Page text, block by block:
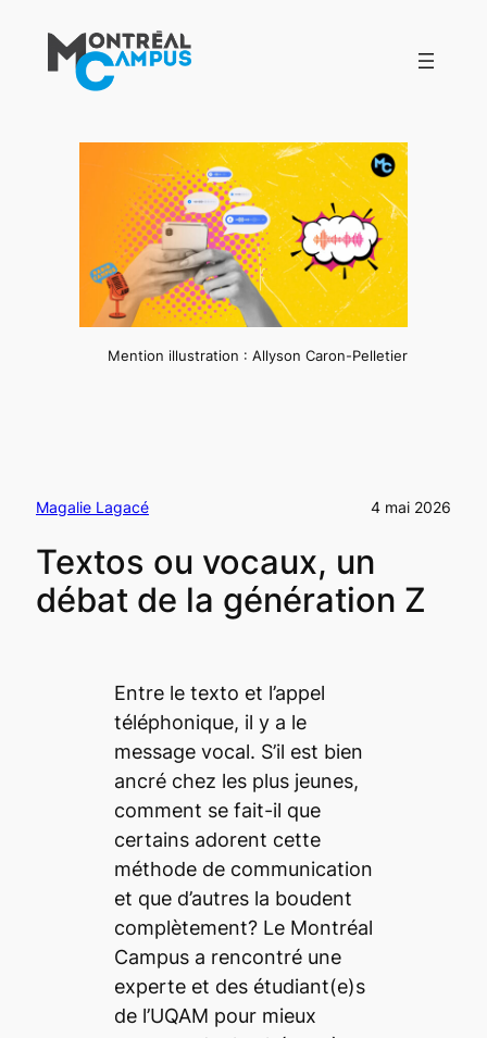
contenu
Mention illustration : Allyson Caron-Pelletier
Magalie Lagacé 4 mai 2026
Textos ou vocaux, un
débat de la génération Z
Entre le texto et l’appel
téléphonique, il y a le
message vocal. S’il est bien
ancré chez les plus jeunes,
comment se fait-il que
certains adorent cette
méthode de communication
et que d’autres la boudent
complètement? Le Montréal
Campusa rencontré une
experte et des étudiant(e)s
de l’UQAM pour mieux